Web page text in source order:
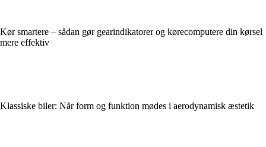
Kør smartere – sådan gør gearindikatorer og kørecomputere din kørsel
mere effektiv
Klassiske biler: Når form og funktion mødes i aerodynamisk æstetik